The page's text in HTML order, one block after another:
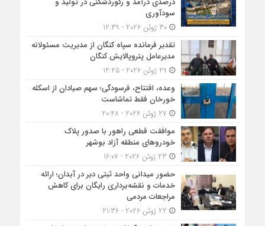
سودآوری
30 ژوئن 2026 - 12:39
تقدیر فرمانده سپاه کنگان از مدیریت مسئولانه
مدیرعامل پتروپالایش کنگان
وعده، افتتاح، فرسودگی؛ سهم صیادان از اسکله
خورخان فقط تماشاست
موافقت قطعی راهور با صدور پلاک
خودروهای منطقه آزاد بوشهر
حضور میدانی واحد ثبتی دیر در آبدان؛ ارائه
خدمات و نقشه‌برداری رایگان برای کاهش
مراجعات مردمی